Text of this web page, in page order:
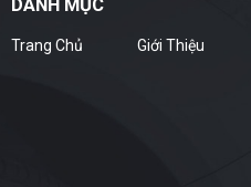
DANH MỤC
Trang Chủ Giới Thiệu